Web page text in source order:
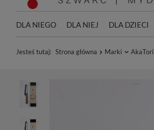
DLA NIEGO DLA NIEJ DLA DZIECI
Jesteś tutaj: Strona główna Marki AkaTori